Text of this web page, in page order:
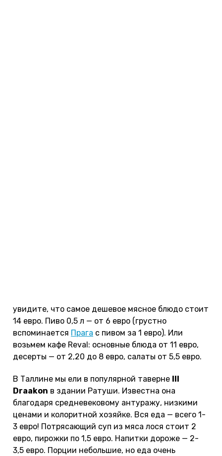
увидите, что самое дешевое мясное блюдо стоит
14 евро. Пиво 0,5 л — от 6 евро (грустно
вспоминается Прага с пивом за 1 евро). Или
возьмем кафе Reval: основные блюда от 11 евро,
десерты — от 2,20 до 8 евро, салаты от 5,5 евро.
В Таллине мы ели в популярной таверне III
Draakon в здании Ратуши. Известна она
благодаря средневековому антуражу, низкими
ценами и колоритной хозяйке. Вся еда — всего 1-
3 евро! Потрясающий суп из мяса лося стоит 2
евро, пирожки по 1,5 евро. Напитки дороже — 2-
3,5 евро. Порции небольшие, но еда очень